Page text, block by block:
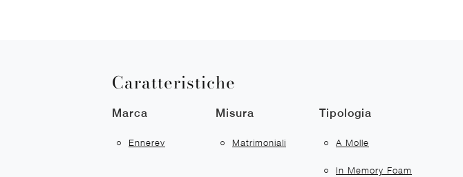
Caratteristiche
Marca
Ennerev
Misura
Matrimoniali
Tipologia
A Molle
In Memory Foam